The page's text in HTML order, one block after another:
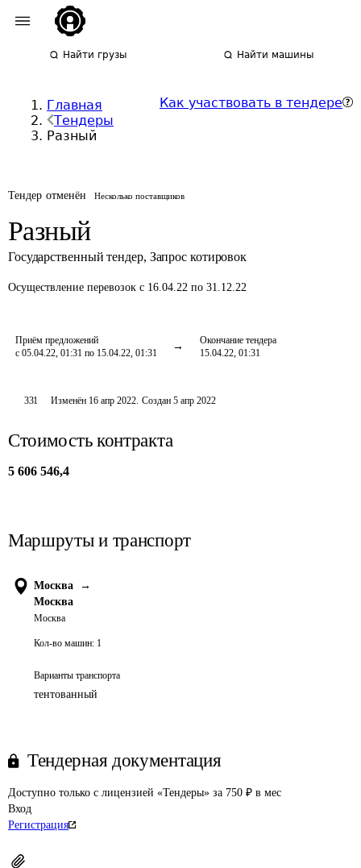
Найти грузы Найти машины
Главная
Тендеры
Разный
Как участвовать в тендере
Тендер отменён Несколько поставщиков
Разный
Государственный тендер, Запрос котировок
Осуществление перевозок с 16.04.22 по 31.12.22
Приём предложений
с 05.04.22, 01:31 по 15.04.22, 01:31
Окончание тендера
15.04.22, 01:31
331 Изменён 16 апр 2022. Создан 5 апр 2022
Стоимость контракта
5 606 546,4
Маршруты и транспорт
Москва
→
Москва
Москва
Кол-во машин: 1
Варианты транспорта
тентованный
Тендерная документация
Доступно только с лицензией «Тендеры» за 750 ₽ в мес
Вход
Регистрация